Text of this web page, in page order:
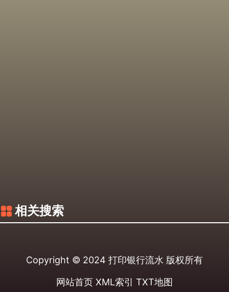
相关搜索
Copyright © 2024 打印银行流水 版权所有
网站首页 XML索引 TXT地图